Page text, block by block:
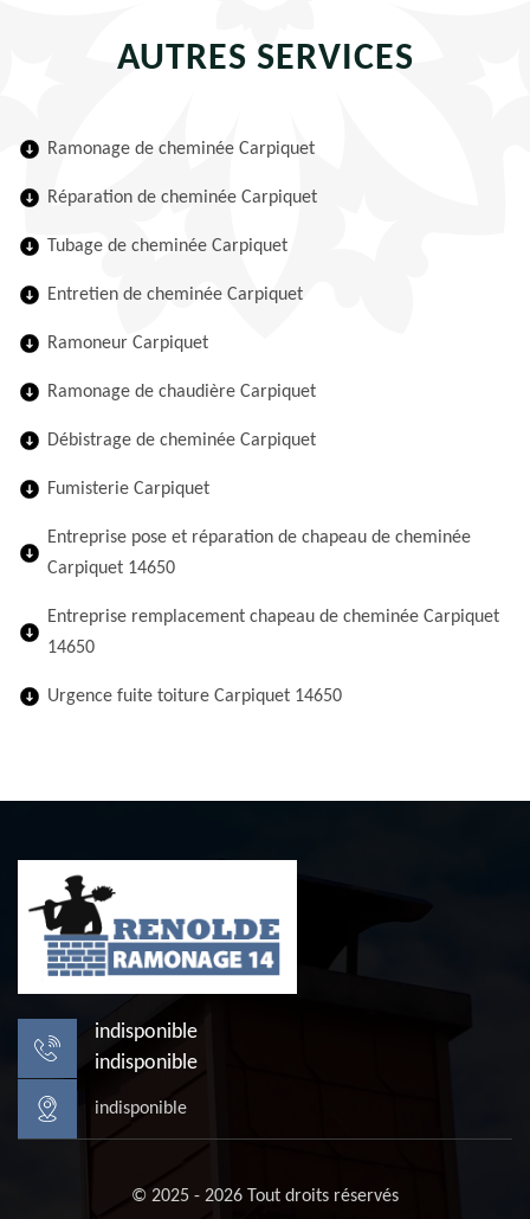
AUTRES SERVICES
Ramonage de cheminée Carpiquet
Réparation de cheminée Carpiquet
Tubage de cheminée Carpiquet
Entretien de cheminée Carpiquet
Ramoneur Carpiquet
Ramonage de chaudière Carpiquet
Débistrage de cheminée Carpiquet
Fumisterie Carpiquet
Entreprise pose et réparation de chapeau de cheminée
Carpiquet 14650
Entreprise remplacement chapeau de cheminée Carpiquet
14650
Urgence fuite toiture Carpiquet 14650
indisponible
indisponible
indisponible
© 2025 - 2026 Tout droits réservés